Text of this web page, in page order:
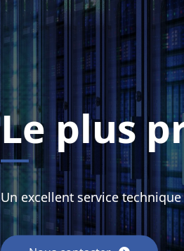
Le plus
Un excellent service